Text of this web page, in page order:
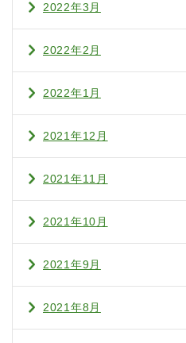
2022年3月
2022年2月
2022年1月
2021年12月
2021年11月
2021年10月
2021年9月
2021年8月